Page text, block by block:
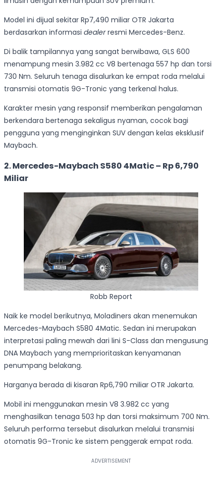
Model ini dijual sekitar Rp7,490 miliar OTR Jakarta
berdasarkan informasi dealerresmi Mercedes-Benz.
Di balik tampilannya yang sangat berwibawa, GLS 600
menampung mesin 3.982 cc V8 bertenaga 557 hp dan torsi
730 Nm. Seluruh tenaga disalurkan ke empat roda melalui
transmisi otomatis 9G-Tronic yang terkenal halus.
Karakter mesin yang responsif memberikan pengalaman
berkendara bertenaga sekaligus nyaman, cocok bagi
pengguna yang menginginkan SUV dengan kelas eksklusif
Maybach.
2. Mercedes-Maybach S580 4Matic – Rp 6,790
Miliar
Robb Report
Naik ke model berikutnya, Moladiners akan menemukan
Mercedes-Maybach S580 4Matic. Sedan ini merupakan
interpretasi paling mewah dari lini S-Class dan mengusung
DNA Maybach yang memprioritaskan kenyamanan
penumpang belakang.
Harganya berada di kisaran Rp6,790 miliar OTR Jakarta.
Mobil ini menggunakan mesin V8 3.982 cc yang
menghasilkan tenaga 503 hp dan torsi maksimum 700 Nm.
Seluruh performa tersebut disalurkan melalui transmisi
otomatis 9G-Tronic ke sistem penggerak empat roda.